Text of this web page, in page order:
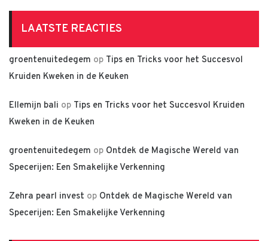
LAATSTE REACTIES
groentenuitedegem op Tips en Tricks voor het Succesvol
Kruiden Kweken in de Keuken
Ellemijn bali op Tips en Tricks voor het Succesvol Kruiden
Kweken in de Keuken
groentenuitedegem op Ontdek de Magische Wereld van
Specerijen: Een Smakelijke Verkenning
Zehra pearl invest op Ontdek de Magische Wereld van
Specerijen: Een Smakelijke Verkenning